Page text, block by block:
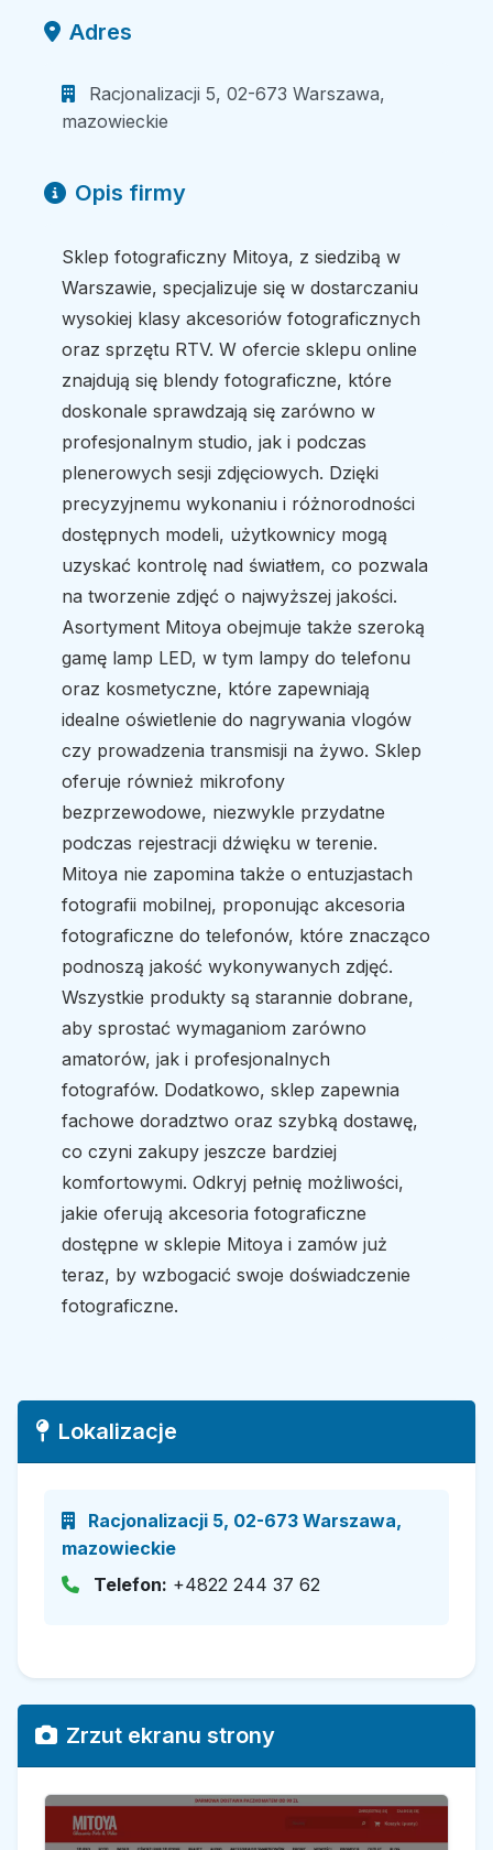
Adres
Racjonalizacji 5, 02-673 Warszawa,
mazowieckie
Opis firmy
Sklep fotograficzny Mitoya, z siedzibą w
Warszawie, specjalizuje się w dostarczaniu
wysokiej klasy akcesoriów fotograficznych
oraz sprzętu RTV. W ofercie sklepu online
znajdują się blendy fotograficzne, które
doskonale sprawdzają się zarówno w
profesjonalnym studio, jak i podczas
plenerowych sesji zdjęciowych. Dzięki
precyzyjnemu wykonaniu i różnorodności
dostępnych modeli, użytkownicy mogą
uzyskać kontrolę nad światłem, co pozwala
na tworzenie zdjęć o najwyższej jakości.
Asortyment Mitoya obejmuje także szeroką
gamę lamp LED, w tym lampy do telefonu
oraz kosmetyczne, które zapewniają
idealne oświetlenie do nagrywania vlogów
czy prowadzenia transmisji na żywo. Sklep
oferuje również mikrofony
bezprzewodowe, niezwykle przydatne
podczas rejestracji dźwięku w terenie.
Mitoya nie zapomina także o entuzjastach
fotografii mobilnej, proponując akcesoria
fotograficzne do telefonów, które znacząco
podnoszą jakość wykonywanych zdjęć.
Wszystkie produkty są starannie dobrane,
aby sprostać wymaganiom zarówno
amatorów, jak i profesjonalnych
fotografów. Dodatkowo, sklep zapewnia
fachowe doradztwo oraz szybką dostawę,
co czyni zakupy jeszcze bardziej
komfortowymi. Odkryj pełnię możliwości,
jakie oferują akcesoria fotograficzne
dostępne w sklepie Mitoya i zamów już
teraz, by wzbogacić swoje doświadczenie
fotograficzne.
Lokalizacje
Racjonalizacji 5, 02-673 Warszawa,
mazowieckie
Telefon: +4822 244 37 62
Zrzut ekranu strony